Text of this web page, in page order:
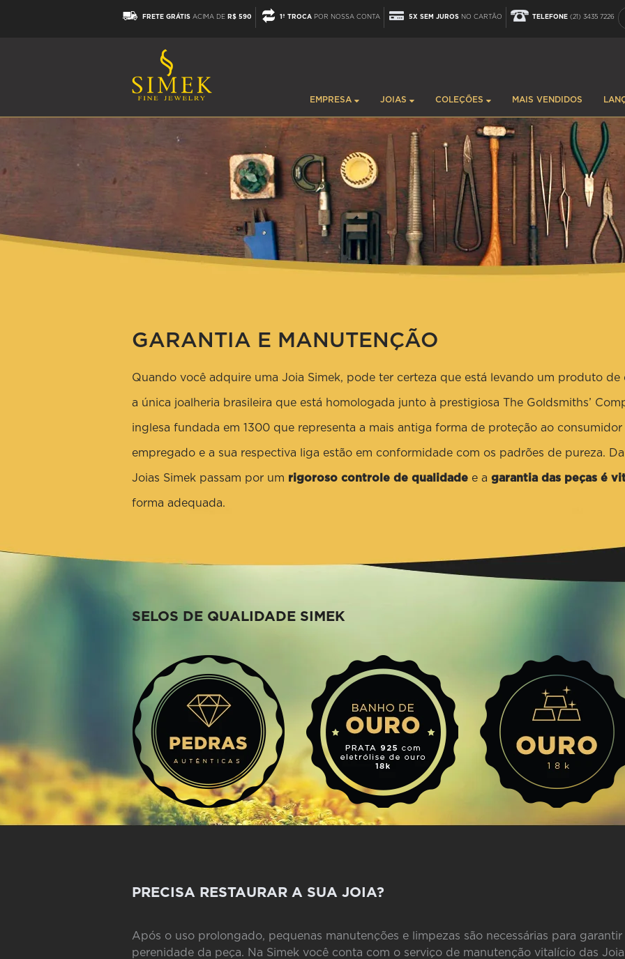
FRETE GRÁTIS ACIMA DE R$ 590 1ª TROCA POR NOSSA CONTA 5X SEM JUROS NO CARTÃO TELEFONE (21) 3435 7226
EMPRESA JOIAS COLEÇÕES MAIS VENDIDOS
GARANTIA E MANUTENÇÃO
Quando você adquire uma Joia Simek, pode ter certeza que está levando um produto de
a única joalheria brasileira que está homologada junto à prestigiosa The Goldsmiths’
inglesa fundada em 1300 que representa a mais antiga forma de proteção ao
empregado e a sua respectiva liga estão em conformidade com os padrões de pureza.
Joias Simek passam por um rigoroso controle de qualidade e a garantia das peças é
forma adequada.
SELOS DE QUALIDADE SIMEK
PRECISA RESTAURAR A SUA JOIA?
Após o uso prolongado, pequenas manutenções e limpezas são necessárias para garantir
perenidade da peça. Na Simek você conta com o serviço de manutenção vitalício das